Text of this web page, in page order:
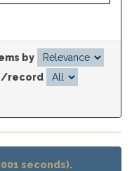
by
record
seconds).